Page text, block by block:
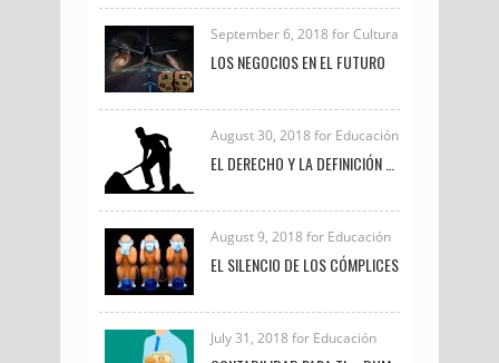
September 6, 2018 for Cultura
LOS NEGOCIOS EN EL FUTURO
August 30, 2018 for Educación
August 9, 2018 for Educación
EL SILENCIO DE LOS CÓMPLICES
July 31, 2018 for Educación